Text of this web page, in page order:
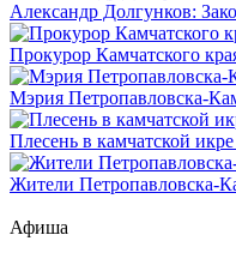
Александр Долгунков:
Прокурор Камчатского
Мэрия Петропавловска-
Плесень в камчатской
Жители Петропавловска-
Афиша